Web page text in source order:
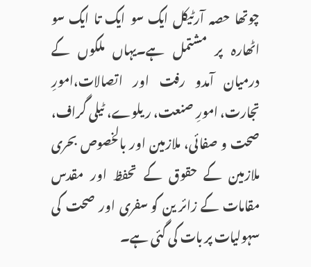
چوتھا حصہ آرٹیکل ایک سو ایک تا ایک سو
اٹھارہ پر مشتمل ہے۔یہاں ملکوں کے
درمیان آمدو رفت اور اتصالات،امورِ
تجارت، امورِ صنعت، ریلوے، ٹیلی گراف،
صحت و صفائی، ملازمین اور بالخصوص بحری
ملازمین کے حقوق کے تحفظ اور مقدس
مقامات کے زائرین کو سفری اور صحت کی
سہولیات پر بات کی گئی ہے۔